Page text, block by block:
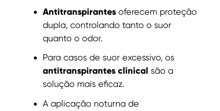
Antitranspirantes oferecem proteção
dupla, controlando tanto o suor
quanto o odor.
Para casos de suor excessivo, os
antitranspirantes clinical são a
solução mais eficaz.
A aplicação noturna de